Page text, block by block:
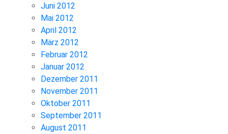
Juni 2012
Mai 2012
April 2012
März 2012
Februar 2012
Januar 2012
Dezember 2011
November 2011
Oktober 2011
September 2011
August 2011